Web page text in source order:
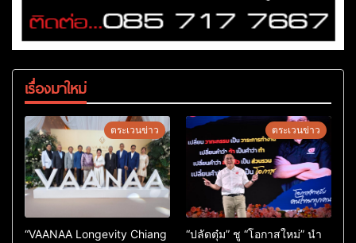
เรื่องมาใหม่
ตระเวนข่าว
“VAANAA Longevity Chiang
ตระเวนข่าว
“ปลัดตุ๋ม” ชู “โอกาสใหม่” นำ